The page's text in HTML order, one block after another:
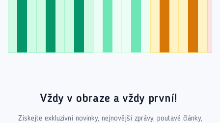
Vždy v obraze a vždy první!
Získejte exkluzivní novinky, nejnovější zprávy, poutavé články,